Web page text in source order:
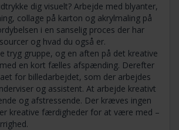
dig visuelt? Arbejde med blyanter,
collage på karton og akrylmaling på
i en sanselig proces der har
og hvad du også er.
tryg gruppe, og en aften på det kreative
en kort fælles afspænding. Derefter
for billedarbejdet, som der arbejdes
og assistent. At arbejde kreativt
og afstressende. Der kræves ingen
kreative færdigheder for at være med –